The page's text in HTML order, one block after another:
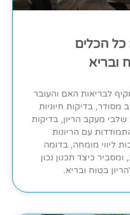
כל הכלים
ובריא
לבריאות האם והעובר
מסודר, בדיקות חיוניות
מעקב הריון, בדיקות
עם הריונות
ליווי מומחה, בדומה
כיצד תכנון נכון
בטוח ובריא.